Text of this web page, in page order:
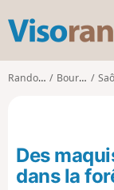
Randonnées Bourgogne
Des
dans la